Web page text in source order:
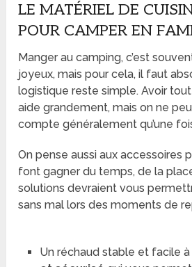
LE MATÉRIEL DE
POUR CAMPER EN
Manger au camping, c’est
joyeux, mais pour cela, il faut
logistique reste simple. Avoir
aide grandement, mais on ne
compte généralement qu’une
On pense aussi aux accessoires
font gagner du temps, de la
solutions devraient vous
sans mal lors des moments de
Un réchaud stable et facile à